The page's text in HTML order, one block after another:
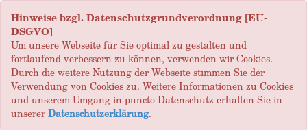
Hinweise bzgl. Datenschutzgrundverordnung [EU-
DSGVO]
Um unsere Webseite für Sie optimal zu gestalten und
fortlaufend verbessern zu können, verwenden wir Cookies.
Durch die weitere Nutzung der Webseite stimmen Sie der
Verwendung von Cookies zu. Weitere Informationen zu Cookies
und unserem Umgang in puncto Datenschutz erhalten Sie in
unsererDatenschutzerklärung.